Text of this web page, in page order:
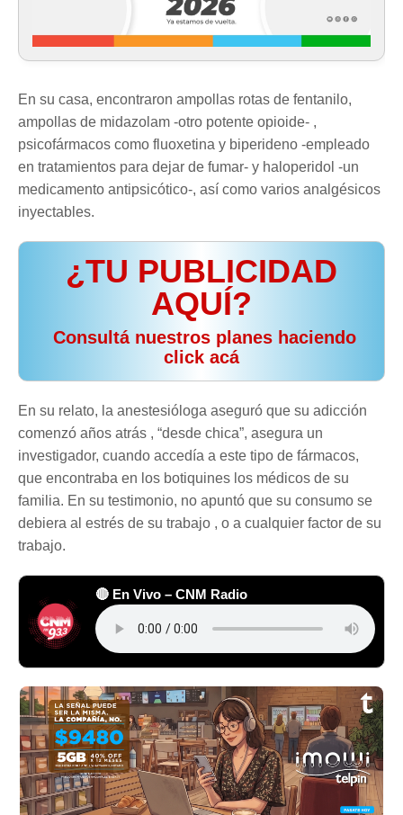
En su casa, encontraron ampollas rotas de fentanilo,
ampollas de midazolam -otro potente opioide- ,
psicofármacos como fluoxetina y biperideno -empleado
en tratamientos para dejar de fumar- y haloperidol -un
medicamento antipsicótico-, así como varios analgésicos
inyectables.
¿TU PUBLICIDAD
AQUÍ?
️ Consultá nuestros planes haciendo
click acá
En su relato, la anestesióloga aseguró que su adicción
comenzó años atrás , “desde chica”, asegura un
investigador, cuando accedía a este tipo de fármacos,
que encontraba en los botiquines los médicos de su
familia. En su testimonio, no apuntó que su consumo se
debiera al estrés de su trabajo , o a cualquier factor de su
trabajo.
🔴 En Vivo – CNM Radio